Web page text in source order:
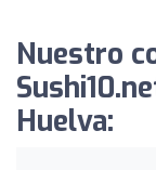
Nuestro
Huelva: